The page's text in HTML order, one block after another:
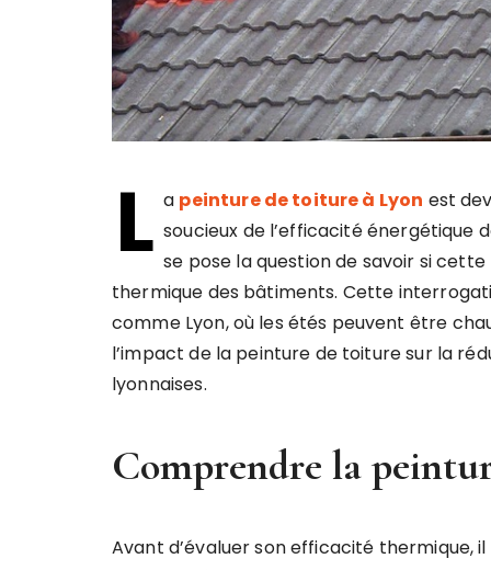
L a peinture de toiture à Lyon est
soucieux de l’efficacité énergétique
se pose la question de savoir si
thermique des bâtiments. Cette
comme Lyon, où les étés peuvent être
l’impact de la peinture de toiture sur la
lyonnaises.
Comprendre la
Avant d’évaluer son efficacité thermique,